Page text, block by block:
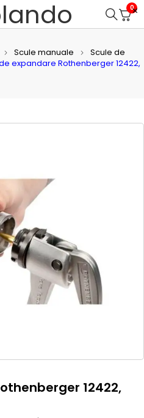
0
Scule manuale
Scule de
expandare Rothenberger 12422,
12422,